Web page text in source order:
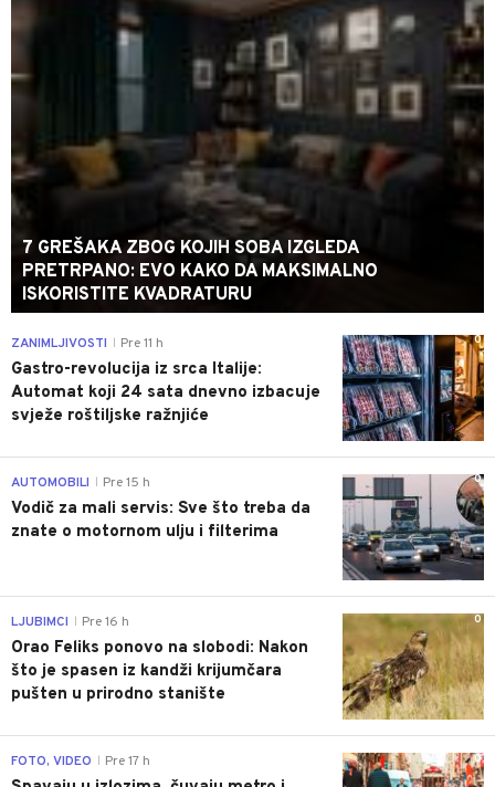
7 GREŠAKA ZBOG KOJIH SOBA IZGLEDA
PRETRPANO: EVO KAKO DA MAKSIMALNO
ISKORISTITE KVADRATURU
0
ZANIMLJIVOSTI Pre 11 h
Gastro-revolucija iz srca Italije:
Automat koji 24 sata dnevno izbacuje
svježe roštiljske ražnjiće
0
AUTOMOBILI Pre 15 h
Vodič za mali servis: Sve što treba da
znate o motornom ulju i filterima
0
LJUBIMCI Pre 16 h
Orao Feliks ponovo na slobodi: Nakon
što je spasen iz kandži krijumčara
pušten u prirodno stanište
0
FOTO, VIDEO Pre 17 h